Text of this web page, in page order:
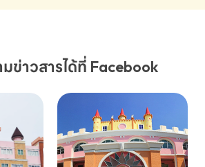
ารเรียนรู้
ข่าวสารได้ที่ Facebook